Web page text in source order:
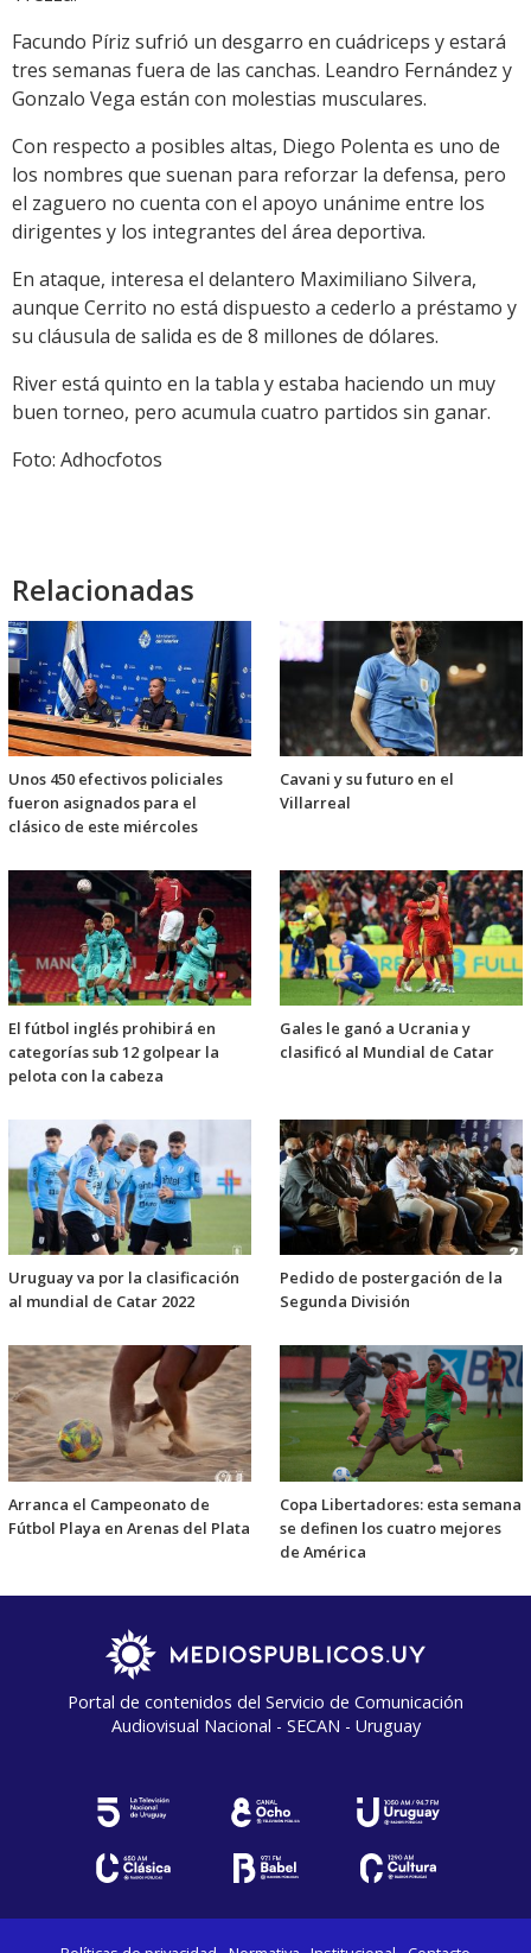
Facundo Píriz sufrió un desgarro en cuádriceps y estará
tres semanas fuera de las canchas. Leandro Fernández y
Gonzalo Vega están con molestias musculares.
Con respecto a posibles altas, Diego Polenta es uno de
los nombres que suenan para reforzar la defensa, pero
el zaguero no cuenta con el apoyo unánime entre los
dirigentes y los integrantes del área deportiva.
En ataque, interesa el delantero Maximiliano Silvera,
aunque Cerrito no está dispuesto a cederlo a préstamo y
su cláusula de salida es de 8 millones de dólares.
River está quinto en la tabla y estaba haciendo un muy
buen torneo, pero acumula cuatro partidos sin ganar.
Foto: Adhocfotos
Relacionadas
Unos 450 efectivos policiales
fueron asignados para el
clásico de este miércoles
Cavani y su futuro en el
Villarreal
El fútbol inglés prohibirá en
categorías sub 12 golpear la
pelota con la cabeza
Gales le ganó a Ucrania y
clasificó al Mundial de Catar
Uruguay va por la clasificación
al mundial de Catar 2022
Pedido de postergación de la
Segunda División
Arranca el Campeonato de
Fútbol Playa en Arenas del Plata
Copa Libertadores: esta semana
se definen los cuatro mejores
de América
Portal de contenidos del Servicio de Comunicación
Audiovisual Nacional - SECAN - Uruguay